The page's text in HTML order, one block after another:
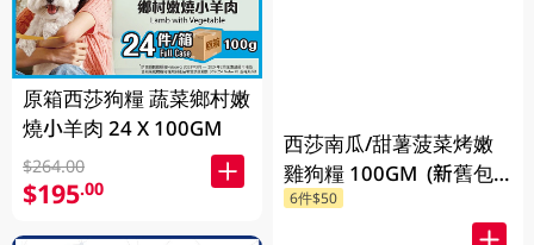
原箱西莎狗糧 蔬菜鄉村嫩
燒小羊肉 24 X 100GM
$264.00
$195.00
西莎南瓜/甜薯菠菜烤嫩
雞狗糧 100GM (新舊包
裝隨機發貨)
6件$50